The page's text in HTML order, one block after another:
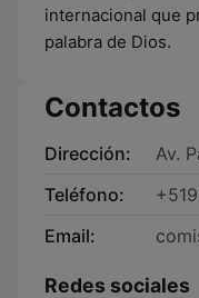
internacional que
palabra de Dios.
Contactos
Dirección:
Av.
Teléfono:
Email:
Redes sociales